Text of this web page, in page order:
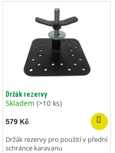
V
d
u
t
ů
Držák rezervy
Skladem (>10 ks)
579 Kč
Držák rezervy pro použití v přední
schránce karavanu